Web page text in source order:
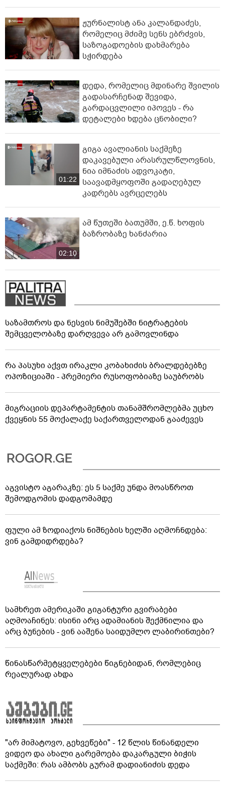
ჟურნალისტ ანა კალანდაძეს,
რომელიც მძიმე სენს ებრძვის,
საზოგადოების დახმარება
სჭირდება
დედა, რომელიც მდინარე შვილის
გადასარჩენად შევიდა,
გარდაცვლილი იპოვეს - რა
დეტალები ხდება ცნობილი?
01:22
გიგა ავალიანის საქმეზე
დაკავებული არასრულწლოვნის,
ნია იმნაძის ადვოკატი,
საავადმყოფოში გადაღებულ
კადრებს ავრცელებს
02:10
ამ წუთეში ბათუმში, ე.წ. ხოფის
ბაზრობაზე ხანძარია
საზამთროს და ნესვის ნიმუშებში ნიტრატების
შემცველობაზე დარღვევა არ გამოვლინდა
რა პასუხი აქვთ ირაკლი კობახიძის ბრალდებებზე
ოპოზიციაში - პრემიერი რუსოფობიაზე საუბრობს
მიგრაციის დეპარტამენტის თანამშრომლებმა უცხო
ქვეყნის 55 მოქალაქე საქართველოდან გააძევეს
აგვისტო აგარაკზე: ეს 5 საქმე უნდა მოასწროთ
შემოდგომის დადგომამდე
ფული ამ ზოდიაქოს ნიშნების ხელში აღმოჩნდება:
ვინ გამდიდრდება?
სამხრეთ ამერიკაში გიგანტური გვირაბები
აღმოაჩინეს: ისინი არც ადამიანის შექმნილია და
არც ბუნების - ვინ ააშენა საიდუმლო ლაბირინთები?
წინასწარმეტყველებები წიგნებიდან, რომლებიც
რეალურად ახდა
"არ მიმატოვო, გეხვეწები" - 12 წლის წინანდელი
ვიდეო და ახალი გარემოება დაკარგული ბიჭის
საქმეში: რას ამბობს გურამ დადიანიძის დედა